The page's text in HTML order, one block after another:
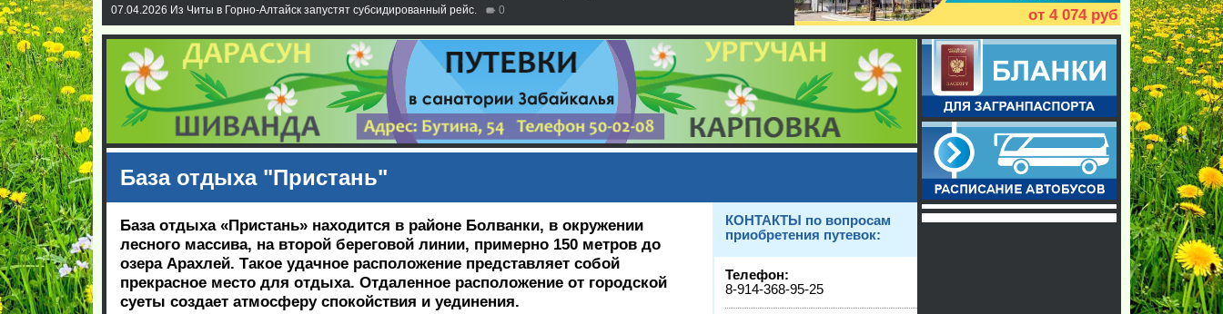
07.04.2026 Из Читы в Горно-Алтайск запустят субсидированный рейс. 0 от 4 074 руб
База отдыха "Пристань"
База отдыха «Пристань» находится в районе Болванки, в окружении
лесного массива, на второй береговой линии, примерно 150 метров до
озера Арахлей. Такое удачное расположение представляет собой
прекрасное место для отдыха. Отдаленное расположение от городской
суеты создает атмосферу спокойствия и уединения.
КОНТАКТЫ по вопросам
приобретения путевок:
Телефон:
8-914-368-95-25